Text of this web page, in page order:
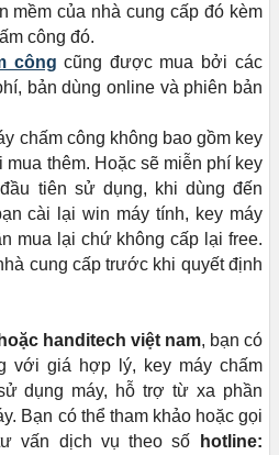
mềm của nhà cung cấp đó kèm
công đó.
công cũng được mua bởi các
bản dùng online và phiên bản
chấm công không bao gồm key
mua thêm. Hoặc sẽ miễn phí key
tiên sử dụng, khi dùng đến
cài lại win máy tính, key máy
mua lại chứ không cấp lại free.
cung cấp trước khi quyết định
handitech việt nam, bạn có
với giá hợp lý, key máy chấm
dụng máy, hỗ trợ từ xa phần
Bạn có thể tham khảo hoặc gọi
vấn dịch vụ theo số
hotline: